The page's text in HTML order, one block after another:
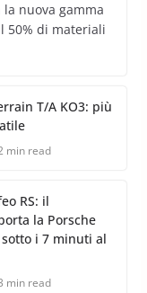
nuova gamma
50% di materiali
T/A KO3: più
min read
RS: il
la Porsche
sotto i 7 minuti al
min read